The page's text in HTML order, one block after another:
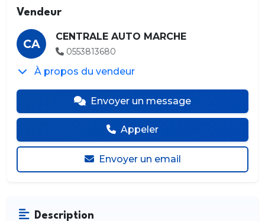
Vendeur
CA
CENTRALE AUTO MARCHE
0553813680
À propos du vendeur
Envoyer un message
Appeler
Envoyer un email
Description